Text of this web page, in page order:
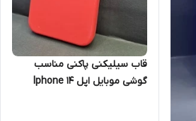
قاب سیلیکنی پاکنی مناسب
گوشی موبایل اپل Iphone 14